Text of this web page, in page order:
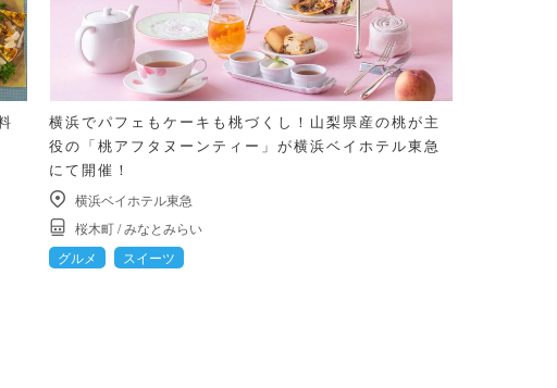
横浜でパフェもケーキも桃づくし！山梨県産の桃が主
役の「桃アフタヌーンティー」が横浜ベイホテル東急
にて開催！
横浜ベイホテル東急
桜木町/みなとみらい
グルメ
スイーツ